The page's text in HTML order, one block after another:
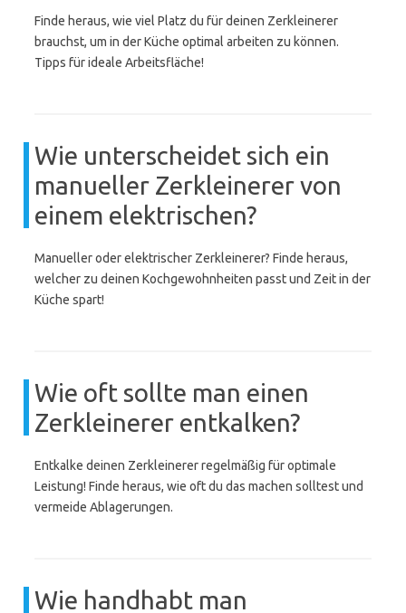
Finde heraus, wie viel Platz du für deinen Zerkleinerer
brauchst, um in der Küche optimal arbeiten zu können.
Tipps für ideale Arbeitsfläche!
Wie unterscheidet sich ein
manueller Zerkleinerer von
einem elektrischen?
Manueller oder elektrischer Zerkleinerer? Finde heraus,
welcher zu deinen Kochgewohnheiten passt und Zeit in der
Küche spart!
Wie oft sollte man einen
Zerkleinerer entkalken?
Entkalke deinen Zerkleinerer regelmäßig für optimale
Leistung! Finde heraus, wie oft du das machen solltest und
vermeide Ablagerungen.
Wie handhabt man